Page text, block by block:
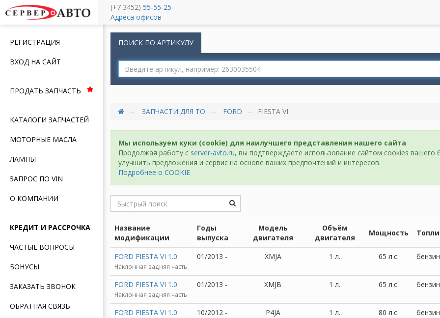
Меню
РЕГИСТРАЦИЯ
ВХОД НА САЙТ
ПРОДАТЬ ЗАПЧАСТЬ
КАТАЛОГИ ЗАПЧАСТЕЙ
МОТОРНЫЕ МАСЛА
ЛАМПЫ
ЗАПРОС ПО VIN
О КОМПАНИИ
КРЕДИТ И РАССРОЧКА
ЧАСТЫЕ ВОПРОСЫ
БОНУСЫ
ЗАКАЗАТЬ ЗВОНОК
ОБРАТНАЯ СВЯЗЬ
(+7 3452) 55-55-25
Адреса офисов
ПОИСК ПО АРТИКУЛУ
ЗАПЧАСТИ ДЛЯ ТО FORD FIESTA VI
Мы используем куки (cookie) для наилучшего представления нашего сайта
Продолжая работу с server-avto.ru, вы подтверждаете использование сайтом cookies вашего
улучшить предложения и сервис на основе ваших предпочтений и интересов.
Подробнее о COOKIE
Название
модификации
Годы
выпуска
Модель
двигателя
Объём
двигателя
Мощность
FORD FIESTA VI 1.0
Наклонная задняя часть
01/2013 - XMJA 1 л. 65 л.с. бензин
FORD FIESTA VI 1.0
Наклонная задняя часть
01/2013 - XMJB 1 л. 65 л.с. бензин
FORD FIESTA VI 1.0 10/2012 - P4JA 1 л. 80 л.с. бензин